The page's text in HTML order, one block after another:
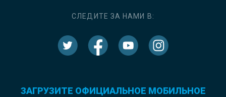
СЛЕДИТЕ ЗА НАМИ В:
ЗАГРУЗИТЕ ОФИЦИАЛЬНОЕ МОБИЛЬНОЕ